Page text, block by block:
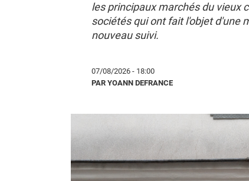
les principaux marchés du vieux
sociétés qui ont fait l'objet d'une
nouveau suivi.
07/08/2026 - 18:00
PAR YOANN DEFRANCE